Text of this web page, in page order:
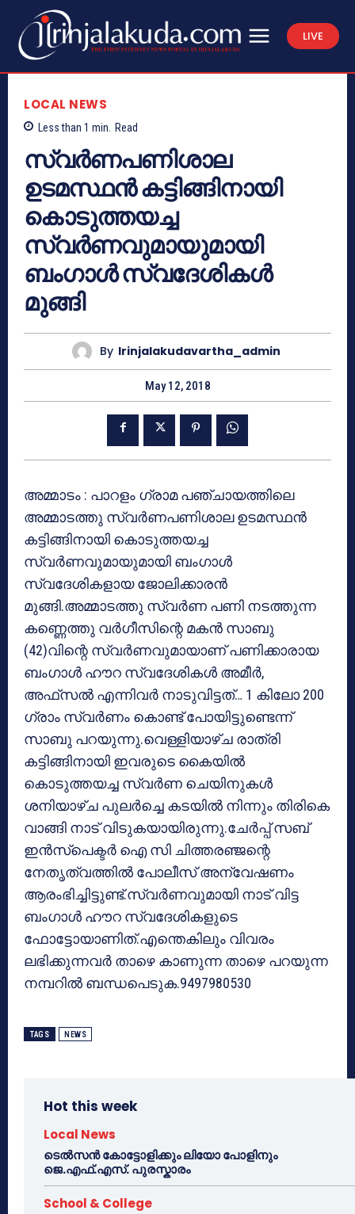
LIVE
LOCAL NEWS
Less than 1 min. Read
സ്വര്‍ണപണിശാല
ഉടമസ്ഥന്‍ കട്ടിങ്ങിനായി
കൊടുത്തയച്ച
സ്വര്‍ണവുമായുമായി
ബംഗാള്‍ സ്വദേശികള്‍
മുങ്ങി
By Irinjalakudavartha_admin
May 12, 2018
അമ്മാടം : പാറളം ഗ്രാമ പഞ്ചായത്തിലെ
അമ്മാടത്തു സ്വര്‍ണപണിശാല ഉടമസ്ഥന്‍
കട്ടിങ്ങിനായി കൊടുത്തയച്ച
സ്വര്‍ണവുമായുമായി ബംഗാള്‍
സ്വദേശികളായ ജോലിക്കാരന്‍
മുങ്ങി.അമ്മാടത്തു സ്വര്‍ണ പണി നടത്തുന്ന
കണ്ണെത്തു വര്‍ഗീസിന്റെ മകന്‍ സാബു
(42)വിന്റെ സ്വര്‍ണവുമായാണ് പണിക്കാരായ
ബംഗാള്‍ ഹൗറ സ്വദേശികള്‍ അമീര്‍,
അഫ്‌സല്‍ എന്നിവര്‍ നാടുവിട്ടത്… 1 കിലോ 200
ഗ്രാം സ്വര്‍ണം കൊണ്ട് പോയിട്ടുണ്ടെന്ന്
സാബു പറയുന്നു.വെള്ളിയാഴ്ച രാത്രി
കട്ടിങ്ങിനായി ഇവരുടെ കൈയില്‍
കൊടുത്തയച്ച സ്വര്‍ണ ചെയിനുകള്‍
ശനിയാഴ്ച പുലര്‍ച്ചെ കടയില്‍ നിന്നും തിരികെ
വാങ്ങി നാട് വിടുകയായിരുന്നു.ചേര്‍പ്പ് സബ്
ഇന്‍സ്പെക്ടര്‍ ഐ സി ചിത്തരഞ്ജന്റെ
നേതൃത്വത്തില്‍ പോലീസ് അന്വേഷണം
ആരംഭിച്ചിട്ടുണ്ട്.സ്വര്‍ണവുമായി നാട് വിട്ട
ബംഗാള്‍ ഹൗറ സ്വദേശികളുടെ
ഫോട്ടോയാണിത്.എന്തെകിലും വിവരം
ലഭിക്കുന്നവര്‍ താഴെ കാണുന്ന താഴെ പറയുന്ന
നമ്പറില്‍ ബന്ധപെടുക.9497980530
TAGS NEWS
Hot this week
Local News
ടെൽസൻ കോട്ടോളിക്കും ലിയോ പോളിനും
ജെ.എഫ്.എസ്. പുരസ്കാരം
School & College